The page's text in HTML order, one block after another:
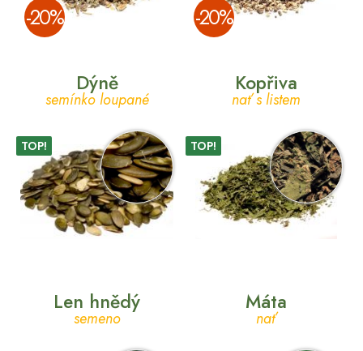
­-20% ­-20%
Dýně
semínko loupané
TOP!
Kopřiva
nať s listem
TOP!
Len hnědý
semeno
Máta
nať